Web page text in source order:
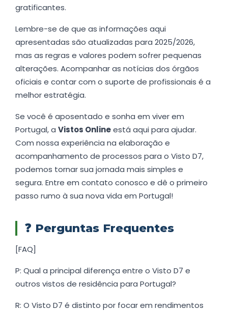
gratificantes.
Lembre-se de que as informações aqui
apresentadas são atualizadas para 2025/2026,
mas as regras e valores podem sofrer pequenas
alterações. Acompanhar as notícias dos órgãos
oficiais e contar com o suporte de profissionais é a
melhor estratégia.
Se você é aposentado e sonha em viver em
Portugal, a Vistos Onlineestá aqui para ajudar.
Com nossa experiência na elaboração e
acompanhamento de processos para o Visto D7,
podemos tornar sua jornada mais simples e
segura. Entre em contato conosco e dê o primeiro
passo rumo à sua nova vida em Portugal!
❓ Perguntas Frequentes
[FAQ]
P: Qual a principal diferença entre o Visto D7 e
outros vistos de residência para Portugal?
R: O Visto D7 é distinto por focar em rendimentos